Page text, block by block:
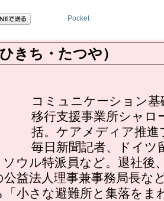
Pocket
きち・たつや）
コミュニケーション
移行支援事業所シャロ
括。ケアメディア推
毎日新聞記者、ドイツ
ソウル特派員など。退社後
公益法人理事兼事務局長な
「小さな避難所と集落をま